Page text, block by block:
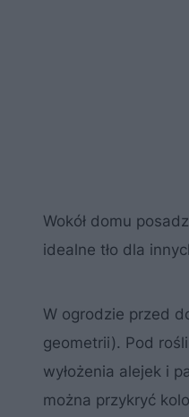
Wokół domu
idealne tło dla
W ogrodzie przed
geometrii). Pod
wyłożenia alejek i
można przykryć